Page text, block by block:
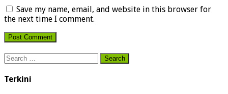
Save my name, email, and website in this browser for
the next time I comment.
Search
for:
Terkini